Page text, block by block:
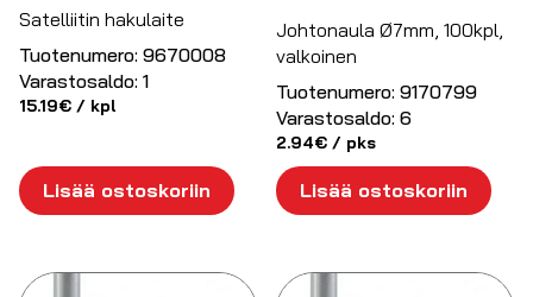
Satelliitin hakulaite
Tuotenumero: 9670008
Varastosaldo: 1
15.19€ / kpl
Lisää ostoskoriin
Johtonaula Ø7mm, 100kpl,
valkoinen
Tuotenumero: 9170799
Varastosaldo: 6
2.94€ / pks
Lisää ostoskoriin